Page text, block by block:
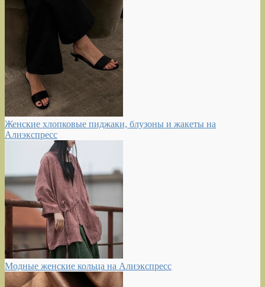
Женские хлопковые пиджаки, блузоны и жакеты на
Алиэкспресс
Модные женские кольца на Алиэкспресс